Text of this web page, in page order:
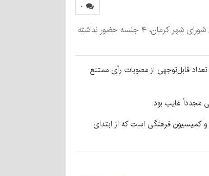
۰
به گزارش کرمان نو از جلسات شورای شهر کرمان، یک عضو شورای شهر کرمان که تنها عضو زن این شوراست در ۶ جلسه نشست علنی شورای شهر کرمان، ۴ جلسه حضور نداشته
قابل‌توجهی از مصوبات رأی ممتنع
و بهره‌وری و کمیسیون فرهنگی است که از ابتدای